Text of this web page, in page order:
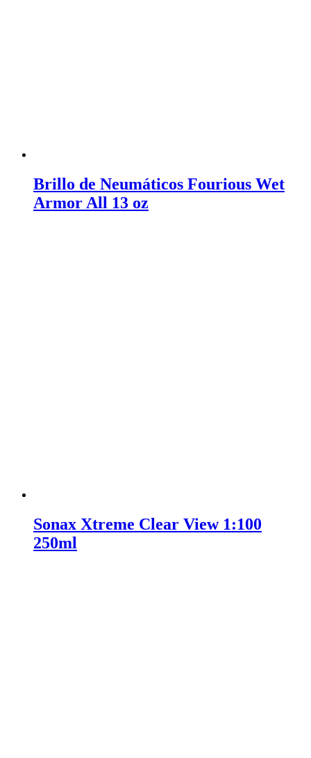
Brillo de Neumáticos Fourious Wet
Armor All 13 oz
Sonax Xtreme Clear View 1:100
250ml